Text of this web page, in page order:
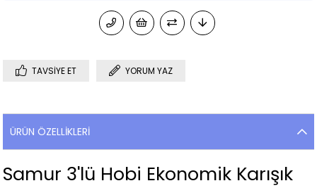
TAVSIYE ET YORUM YAZ
ÜRÜN ÖZELLIKLERI
Samur 3'lü Hobi Ekonomik Karışık